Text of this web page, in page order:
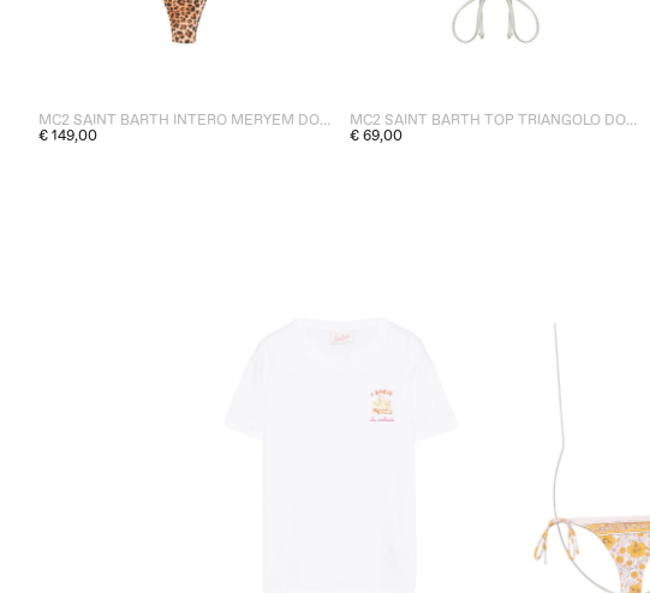
MC2 SAINT BARTH INTERO MERYEM DONNA MARRONE
€ 149,00
MC2 SAINT BARTH TOP TRIANGOLO DONNA MARRONE
€ 69,00